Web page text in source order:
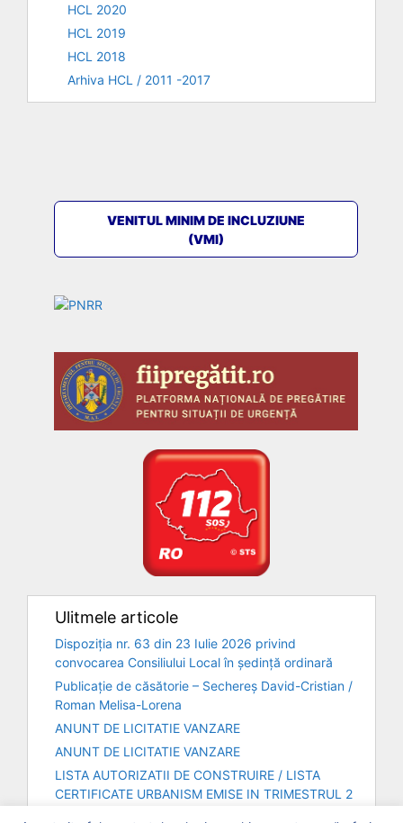
HCL 2020
HCL 2019
HCL 2018
Arhiva HCL / 2011 -2017
VENITUL MINIM DE INCLUZIUNE
(VMI)
Ulitmele articole
Dispoziția nr. 63 din 23 Iulie 2026 privind
convocarea Consiliului Local în ședință ordinară
Publicație de căsătorie – Sechereș David-Cristian /
Roman Melisa-Lorena
ANUNT DE LICITATIE VANZARE
ANUNT DE LICITATIE VANZARE
LISTA AUTORIZATII DE CONSTRUIRE / LISTA
CERTIFICATE URBANISM EMISE IN TRIMESTRUL 2